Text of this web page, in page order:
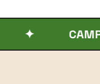
CAMPIONI /